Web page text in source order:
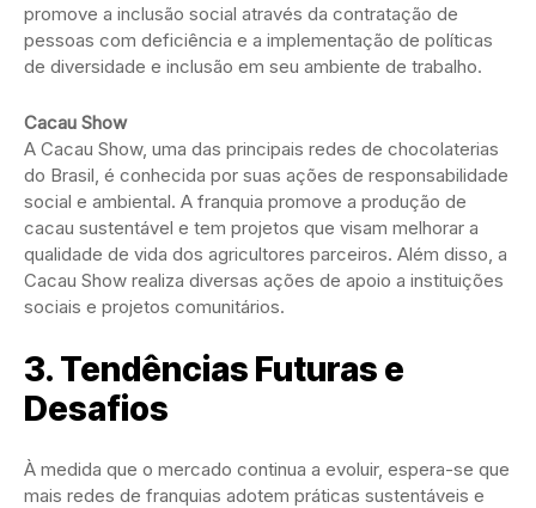
promove a inclusão social através da contratação de
pessoas com deficiência e a implementação de políticas
de diversidade e inclusão em seu ambiente de trabalho.
Cacau Show
A Cacau Show, uma das principais redes de chocolaterias
do Brasil, é conhecida por suas ações de responsabilidade
social e ambiental. A franquia promove a produção de
cacau sustentável e tem projetos que visam melhorar a
qualidade de vida dos agricultores parceiros. Além disso, a
Cacau Show realiza diversas ações de apoio a instituições
sociais e projetos comunitários.
3. Tendências Futuras e
Desafios
À medida que o mercado continua a evoluir, espera-se que
mais redes de franquias adotem práticas sustentáveis e